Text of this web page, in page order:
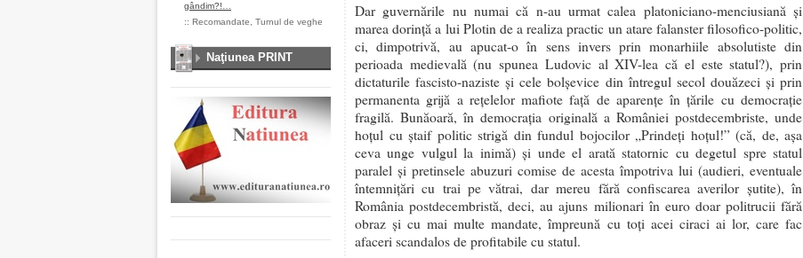
gândim?!…
:: Recomandate Turnul de veghe
Naţiunea PRINT
Dar guvernările nu numai că n-au urmat calea platoniciano-menciusiană și
marea dorință a lui Plotin de a realiza practic un atare falanster filosofico-politic,
ci, dimpotrivă, au apucat-o în sens invers prin monarhiile absolutiste din
perioada medievală (nu spunea Ludovic al XIV-lea că el este statul?), prin
dictaturile fascisto-naziste și cele bolșevice din întregul secol douăzeci și prin
permanenta grijă a rețelelor mafiote față de aparențe în țările cu democrație
fragilă. Bunăoară, în democrația originală a României postdecembriste, unde
hoțul cu ștaif politic strigă din fundul bojocilor „Prindeți hoțul!” (că, de, așa
ceva unge vulgul la inimă) și unde el arată statornic cu degetul spre statul
paralel și pretinsele abuzuri comise de acesta împotriva lui (audieri, eventuale
întemnițări cu trai pe vătrai, dar mereu fără confiscarea averilor șutite), în
România postdecembristă, deci, au ajuns milionari în euro doar politrucii fără
obraz și cu mai multe mandate, împreună cu toți acei ciraci ai lor, care fac
afaceri scandalos de profitabile cu statul.